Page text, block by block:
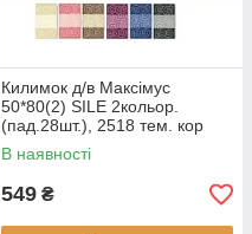
Килимок д/в Максімус
50*80(2) SILE 2кольор.
(пад.28шт.), 2518 тем. кор
В наявності
549 ₴